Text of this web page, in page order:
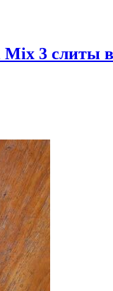
3 слиты в